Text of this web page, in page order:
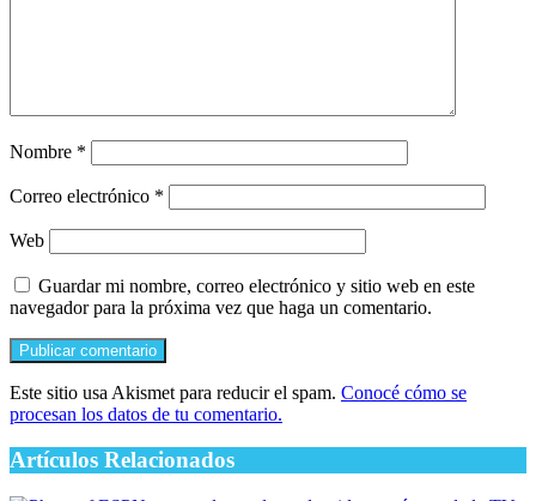
Nombre *
Correo electrónico *
Web
Guardar mi nombre, correo electrónico y sitio web en este
navegador para la próxima vez que haga un comentario.
Este sitio usa Akismet para reducir el spam. Conocé cómo se
procesan los datos de tu comentario.
Artículos Relacionados